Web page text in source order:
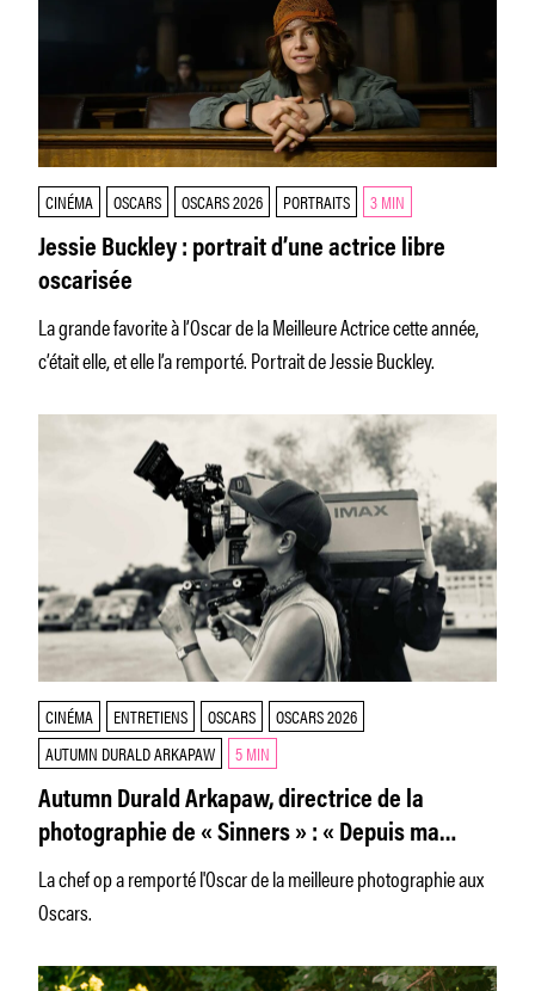
CINÉMA OSCARS OSCARS 2026 PORTRAITS 3 MIN
Jessie Buckley : portrait d’une actrice libre
oscarisée
La grande favorite à l’Oscar de la Meilleure Actrice cette année,
c’était elle, et elle l’a remporté. Portrait de Jessie Buckley.
CINÉMA ENTRETIENS OSCARS
OSCARS 2026
AUTUMN DURALD ARKAPAW
5 MIN
Autumn Durald Arkapaw, directrice de la
photographie de « Sinners » : « Depuis ma
nomination, plein de femmes me disent à quel
point c’est important »
La chef op a remporté l'Oscar de la meilleure photographie aux
Oscars.